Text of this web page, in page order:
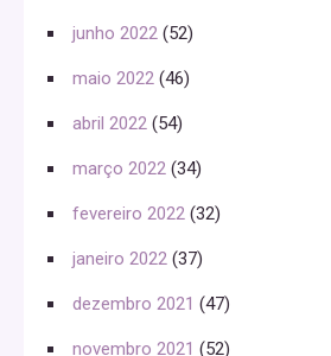
junho 2022 (52)
maio 2022 (46)
abril 2022 (54)
março 2022 (34)
fevereiro 2022 (32)
janeiro 2022 (37)
dezembro 2021 (47)
novembro 2021 (52)